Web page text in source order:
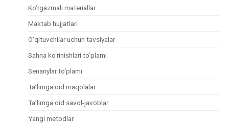
Ko‘rgazmali materiallar
Maktab hujjatlari
O‘qituvchilar uchun tavsiyalar
Sahna ko‘rinishlari to‘plami
Senariylar to‘plami
Ta’limga oid maqolalar
Ta’limga oid savol-javoblar
Yangi metodlar